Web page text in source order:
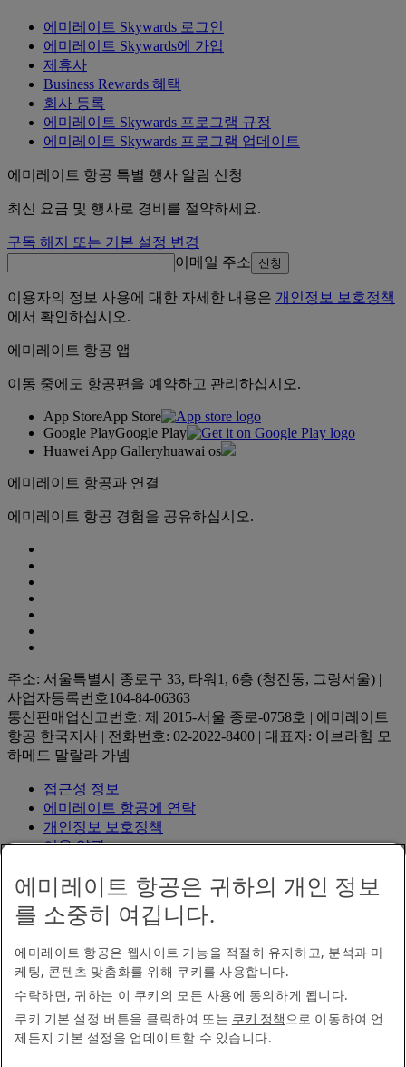
에미레이트 Skywards 로그인
에미레이트 Skywards에 가입
제휴사
Business Rewards 혜택
회사 등록
에미레이트 Skywards 프로그램 규정
에미레이트 Skywards 프로그램 업데이트
에미레이트 항공 특별 행사 알림 신청
최신 요금 및 행사로 경비를 절약하세요.
구독 해지 또는 기본 설정 변경
이메일 주소
신청
이용자의 정보 사용에 대한 자세한 내용은 개인정보 보호정책
에서 확인하십시오.
에미레이트 항공 앱
이동 중에도 항공편을 예약하고 관리하십시오.
App StoreApp Store
Google PlayGoogle Play
Huawei App Galleryhuawai os
에미레이트 항공과 연결
에미레이트 항공 경험을 공유하십시오.
주소: 서울특별시 종로구 33, 타워1, 6층 (청진동, 그랑서울) |
사업자등록번호104-84-06363
통신판매업신고번호: 제 2015-서울 종로-0758호 | 에미레이트
항공 한국지사 | 전화번호: 02-2022-8400 | 대표자: 이브라힘 모
하메드 말랄라 가넴
접근성 정보
에미레이트 항공에 연락
개인정보 보호정책
이용 약관
사이버보안
유류 할증료
Q-CODE 전자검역 등록 안내
현대 노예법 투명성 정책
사이트맵
항공 운송 정보
항공교통이용자 서비스계획
피해구제 절차 및 계획서 피해구제 절차 및 계획서 Opens
에미레이트 항공은 귀하의 개인 정보
를 소중히 여깁니다.
에미레이트 항공은 웹사이트 기능을 적절히 유지하고, 분석과 마
케팅, 콘텐츠 맞춤화를 위해 쿠키를 사용합니다.
수락하면, 귀하는 이 쿠키의 모든 사용에 동의하게 됩니다.
쿠키 기본 설정 버튼을 클릭하여 또는 쿠키 정책으로 이동하여 언
제든지 기본 설정을 업데이트할 수 있습니다.